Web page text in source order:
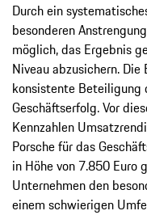
Durch ein
besonderen
möglich, das Ergebnis
Niveau abzusichern.
konsistente Beteiligung
Geschäftserfolg. Vor
Kennzahlen
Porsche für das
in Höhe von 7.850 Euro
Unternehmen den
einem schwierigen